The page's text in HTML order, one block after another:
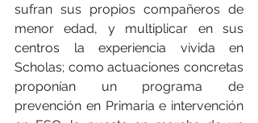
sufran sus propios compañeros de
menor edad, y multiplicar en sus
centros la experiencia vivida en
Scholas; como actuaciones concretas
proponían un programa de
prevención en Primaria e intervención